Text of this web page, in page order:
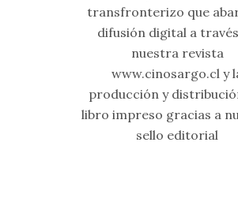
transfronterizo que
difusión digital a
nuestra revista
www.cinosargo.cl y
producción y
libro impreso gracias a
sello editorial